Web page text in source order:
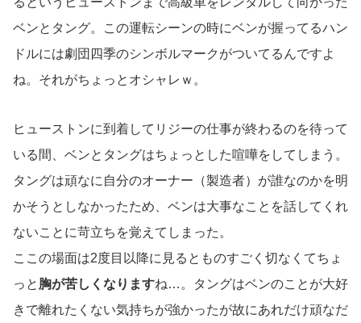
ベンとタング。この運転シーンの時にベンが握ってるハン
ドルには劇団四季のシンボルマークがついてるんですよ
ね。それがちょっとオシャレｗ。
ヒューストンに到着してリジーの仕事が終わるのを待って
いる間、ベンとタングはちょっとした喧嘩をしてしまう。
タングは頑なに自分のオーナー（製造者）が誰なのかを明
かそうとしなかったため、ベンは大事なことを話してくれ
ないことに苛立ちを覚えてしまった。
ここの場面は2度目以降に見るとものすごく切なくてちょ
っと 胸が苦しくなりますね…。タングはベンのことが大好
きで離れたくない気持ちが強かったが故にあれだけ頑なだ